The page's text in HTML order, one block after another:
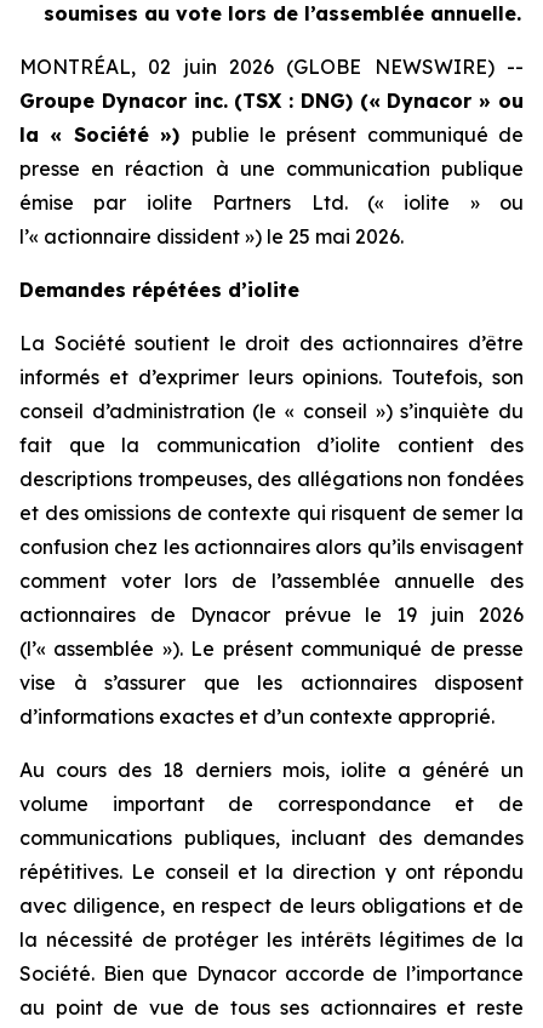
soumises au vote lors de l’assemblée annuelle.
MONTRÉAL, 02 juin 2026 (GLOBE NEWSWIRE) --
Groupe Dynacor inc. (TSX : DNG) (« Dynacor » ou
la « Société ») publie le présent communiqué de
presse en réaction à une communication publique
émise par iolite Partners Ltd. (« iolite » ou
l’« actionnaire dissident ») le 25 mai 2026.
Demandes répétées d’iolite
La Société soutient le droit des actionnaires d’être
informés et d’exprimer leurs opinions. Toutefois, son
conseil d’administration (le « conseil ») s’inquiète du
fait que la communication d’iolite contient des
descriptions trompeuses, des allégations non fondées
et des omissions de contexte qui risquent de semer la
confusion chez les actionnaires alors qu’ils envisagent
comment voter lors de l’assemblée annuelle des
actionnaires de Dynacor prévue le 19 juin 2026
(l’« assemblée »). Le présent communiqué de presse
vise à s’assurer que les actionnaires disposent
d’informations exactes et d’un contexte approprié.
Au cours des 18 derniers mois, iolite a généré un
volume important de correspondance et de
communications publiques, incluant des demandes
répétitives. Le conseil et la direction y ont répondu
avec diligence, en respect de leurs obligations et de
la nécessité de protéger les intérêts légitimes de la
Société. Bien que Dynacor accorde de l’importance
au point de vue de tous ses actionnaires et reste